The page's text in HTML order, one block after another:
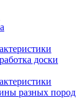
доски
разных пород